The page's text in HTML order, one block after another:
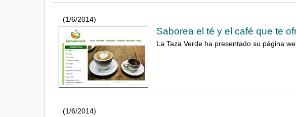
(1/6/2014)
Saborea el té y el café que te
La Taza Verde ha presentado su página
(1/6/2014)